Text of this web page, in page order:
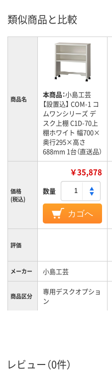
類似商品と比較
商品名 本商品：小島工芸
【設置込】 COM-1 コ
ムワンシリーズ デ
スク上棚 C1D-70上
棚ホワイト 幅700×
奥行295×高さ
688mm 1台（直送品）
価格
(税込)
￥35,878
数量
カゴへ
評価
メーカー 小島工芸
商品区分
専用デスクオプショ
ン
質量 14kg
レビュー（0件）